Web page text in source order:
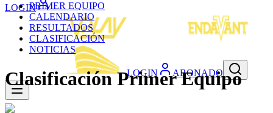
LOGIN
LOGIN ABONADO
PRIMER EQUIPO
CALENDARIO
RESULTADOS
CLASIFICACIÓN
NOTICIAS
Clasificación Primer Equipo